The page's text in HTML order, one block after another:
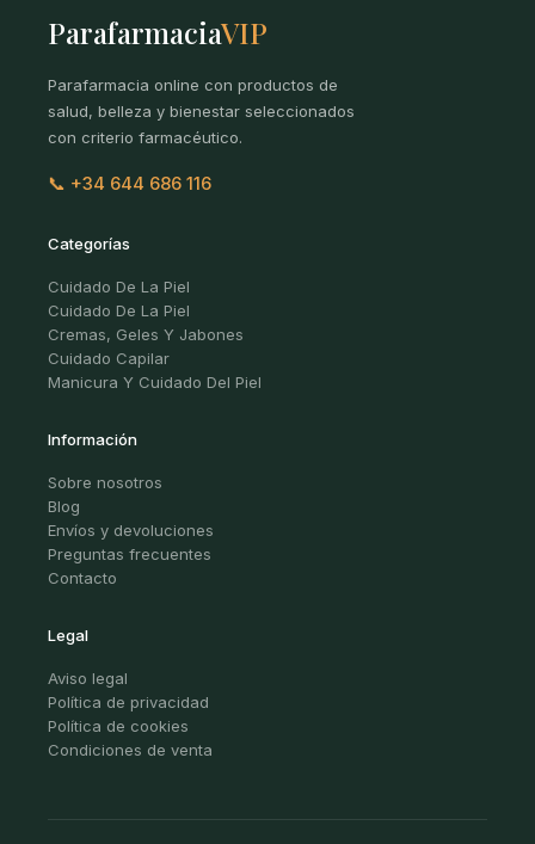
ParafarmaciaVIP
Parafarmacia online con productos de
salud, belleza y bienestar seleccionados
con criterio farmacéutico.
📞 +34 644 686 116
Categorías
Cuidado De La Piel
Cuidado De La Piel
Cremas, Geles Y Jabones
Cuidado Capilar
Manicura Y Cuidado Del Piel
Información
Sobre nosotros
Blog
Envíos y devoluciones
Preguntas frecuentes
Contacto
Legal
Aviso legal
Política de privacidad
Política de cookies
Condiciones de venta